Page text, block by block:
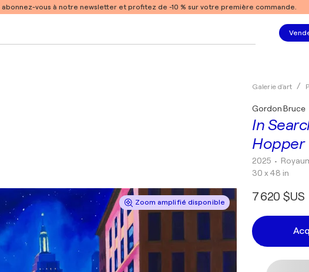
abonnez-vous à notre newsletter et profitez de -10 % sur votre première commande.
Zoom amplifié disponible
Galerie d'art
In
Hopper
Gordon Bruce
2025 •
30 x 48 in
7 620 $US